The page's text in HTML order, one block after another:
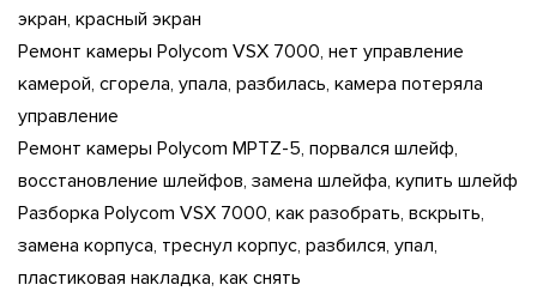
экран, красный экран
Ремонт камеры Polycom VSX 7000, нет управление
камерой, сгорела, упала, разбилась, камера потеряла
управление
Ремонт камеры Polycom MPTZ-5, порвался шлейф,
восстановление шлейфов, замена шлейфа, купить шлейф
Разборка Polycom VSX 7000, как разобрать, вскрыть,
замена корпуса, треснул корпус, разбился, упал,
пластиковая накладка, как снять